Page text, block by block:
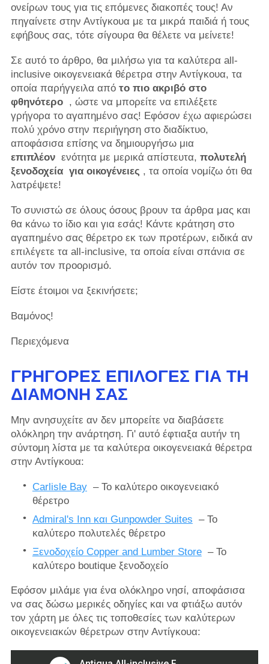
ονείρων τους για τις επόμενες διακοπές τους! Αν
πηγαίνετε στην Αντίγκουα με τα μικρά παιδιά ή τους
εφήβους σας, τότε σίγουρα θα θέλετε να μείνετε!
Σε αυτό το άρθρο, θα μιλήσω για τα καλύτερα all-
inclusive οικογενειακά θέρετρα στην Αντίγκουα, τα
οποία παρήγγειλα από το πιο ακριβό στο
φθηνότερο, ώστε να μπορείτε να επιλέξετε
γρήγορα το αγαπημένο σας! Εφόσον έχω αφιερώσει
πολύ χρόνο στην περιήγηση στο διαδίκτυο,
αποφάσισα επίσης να δημιουργήσω μια
επιπλέονενότητα με μερικά απίστευτα, πολυτελή
ξενοδοχεία για οικογένειες , τα οποία νομίζω ότι θα
λατρέψετε!
Το συνιστώ σε όλους όσους βρουν τα άρθρα μας και
θα κάνω το ίδιο και για εσάς! Κάντε κράτηση στο
αγαπημένο σας θέρετρο εκ των προτέρων, ειδικά αν
επιλέγετε τα all-inclusive, τα οποία είναι σπάνια σε
αυτόν τον προορισμό.
Είστε έτοιμοι να ξεκινήσετε;
Βαμόνος!
Περιεχόμενα
ΓΡΉΓΟΡΕΣ ΕΠΙΛΟΓΈΣ ΓΙΑ ΤΗ
ΔΙΑΜΟΝΉ ΣΑΣ
Μην ανησυχείτε αν δεν μπορείτε να διαβάσετε
ολόκληρη την ανάρτηση. Γι' αυτό έφτιαξα αυτήν τη
σύντομη λίστα με τα καλύτερα οικογενειακά θέρετρα
στην Αντίγκουα:
Carlisle Bay– Το καλύτερο οικογενειακό
θέρετρο
Admiral's Inn και Gunpowder Suites – Το
καλύτερο πολυτελές θέρετρο
Ξενοδοχείο Copper and Lumber Store– Το
καλύτερο boutique ξενοδοχείο
Εφόσον μιλάμε για ένα ολόκληρο νησί, αποφάσισα
να σας δώσω μερικές οδηγίες και να φτιάξω αυτόν
τον χάρτη με όλες τις τοποθεσίες των καλύτερων
οικογενειακών θέρετρων στην Αντίγκουα: